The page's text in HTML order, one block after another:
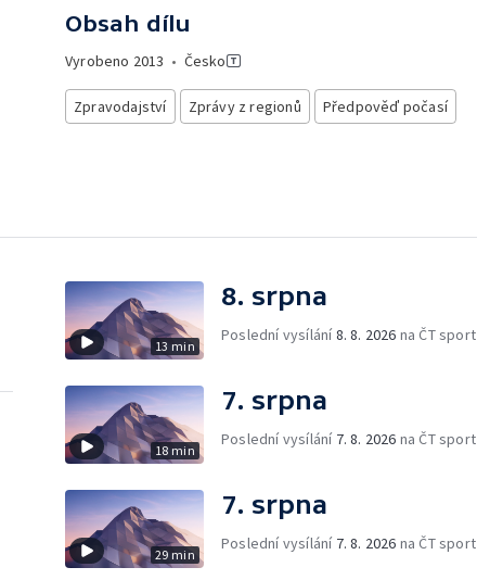
Obsah dílu
Vyrobeno 2013 • Česko
Zpravodajství Zprávy z regionů Předpověď počasí
13 min
8. srpna
Poslední vysílání8. 8. 2026 na ČT sport
18 min
7. srpna
Poslední vysílání 7. 8. 2026 na ČT sport
29 min
7. srpna
Poslední vysílání 7. 8. 2026 na ČT sport